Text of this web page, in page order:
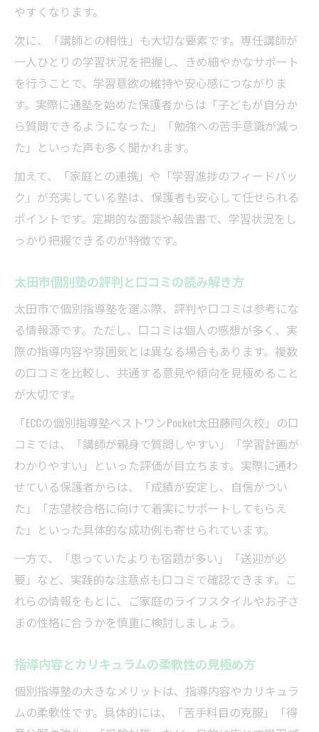
納得できる個別指導塾選びのヒント集
個別指導塾の比較で迷わないチェックリス
ト
太田市で失敗しない個別指導塾選びの秘訣
費用対効果を高める個別指導塾の探し方
個別指導塾の無料体験授業活用ポイント
子どもに合う個別指導塾の継続サポート
保護者が知るべき塾選び成功のポイント
個別指導塾選びで重視すべき保護者視点
子どもの学力向上を叶える個別指導塾戦略
個別指導塾の志望校対策と学習サポート体
制
個別指導塾の長期的な成績アップ対策
やすくなります。
次に、「講師との相性」も大切な要素です。専任講師が
一人ひとりの学習状況を把握し、きめ細やかなサポート
を行うことで、学習意欲の維持や安心感につながりま
す。実際に通塾を始めた保護者からは「子どもが自分か
ら質問できるようになった」「勉強への苦手意識が減っ
た」といった声も多く聞かれます。
加えて、「家庭との連携」や「学習進捗のフィードバッ
ク」が充実している塾は、保護者も安心して任せられる
ポイントです。定期的な面談や報告書で、学習状況をし
っかり把握できるのが特徴です。
太田市個別塾の評判と口コミの読み解き方
太田市で個別指導塾を選ぶ際、評判や口コミは参考にな
る情報源です。ただし、口コミは個人の感想が多く、実
際の指導内容や雰囲気とは異なる場合もあります。複数
の口コミを比較し、共通する意見や傾向を見極めること
が大切です。
「ECCの個別指導塾ベストワンPocket太田藤阿久校」の口
コミでは、「講師が親身で質問しやすい」「学習計画が
わかりやすい」といった評価が目立ちます。実際に通わ
せている保護者からは、「成績が安定し、自信がつい
た」「志望校合格に向けて着実にサポートしてもらえ
た」といった具体的な成功例も寄せられています。
一方で、「思っていたよりも宿題が多い」「送迎が必
要」など、実践的な注意点も口コミで確認できます。こ
れらの情報をもとに、ご家庭のライフスタイルやお子さ
まの性格に合うかを慎重に検討しましょう。
指導内容とカリキュラムの柔軟性の見極め方
個別指導塾の大きなメリットは、指導内容やカリキュラ
ムの柔軟性です。具体的には、「苦手科目の克服」「得